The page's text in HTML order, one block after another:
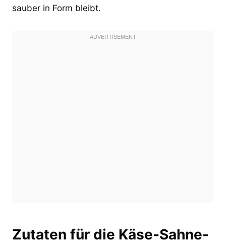
sauber in Form bleibt.
Zutaten für die Käse-Sahne-